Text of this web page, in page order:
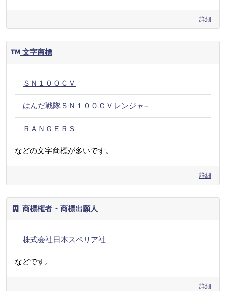
詳細
文字商標
ＳＮ１００ＣＶ
はんだ戦隊ＳＮ１００ＣＶレンジャ−
ＲＡＮＧＥＲＳ
などの文字商標が多いです。
詳細
商標権者・商標出願人
株式会社日本スペリア社
などです。
詳細